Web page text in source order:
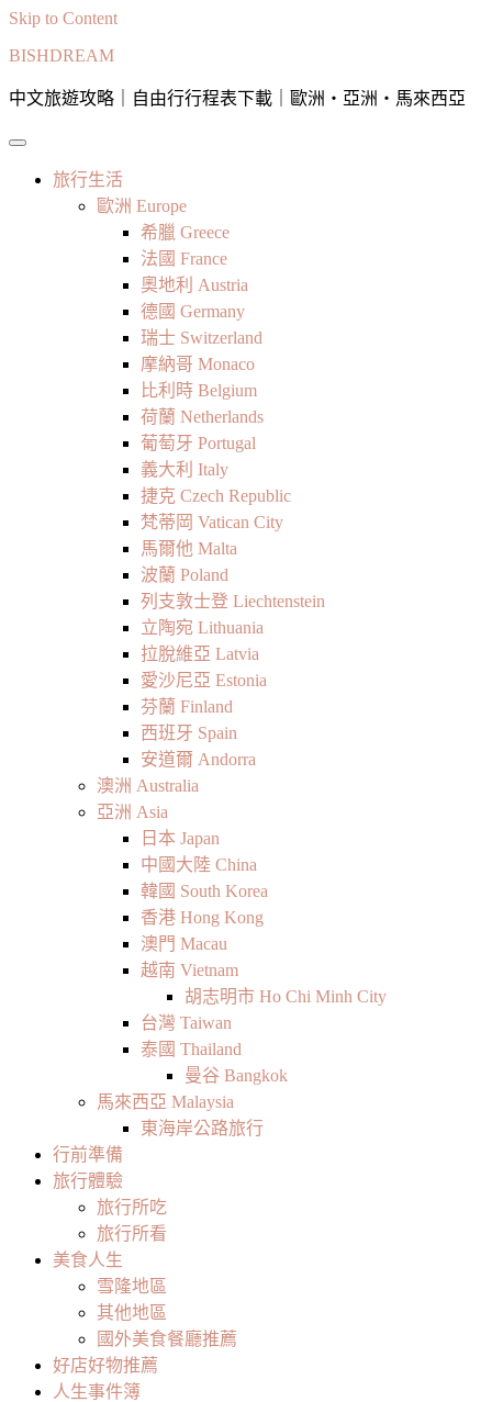
Skip to Content
BISHDREAM
中文旅遊攻略｜自由行行程表下載｜歐洲・亞洲・馬來西亞
旅行生活
歐洲 Europe
希臘 Greece
法國 France
奧地利 Austria
德國 Germany
瑞士 Switzerland
摩納哥 Monaco
比利時 Belgium
荷蘭 Netherlands
葡萄牙 Portugal
義大利 Italy
捷克 Czech Republic
梵蒂岡 Vatican City
馬爾他 Malta
波蘭 Poland
列支敦士登 Liechtenstein
立陶宛 Lithuania
拉脫維亞 Latvia
愛沙尼亞 Estonia
芬蘭 Finland
西班牙 Spain
安道爾 Andorra
澳洲 Australia
亞洲 Asia
日本 Japan
中國大陸 China
韓國 South Korea
香港 Hong Kong
澳門 Macau
越南 Vietnam
胡志明市 Ho Chi Minh City
台灣 Taiwan
泰國 Thailand
曼谷 Bangkok
馬來西亞 Malaysia
東海岸公路旅行
行前準備
旅行體驗
旅行所吃
旅行所看
美食人生
雪隆地區
其他地區
國外美食餐廳推薦
好店好物推薦
人生事件簿